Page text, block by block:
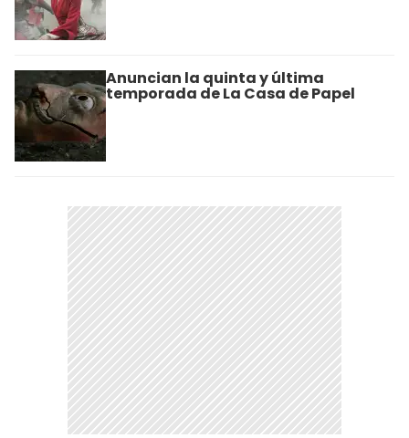
Anuncian la quinta y última
temporada de La Casa de Papel